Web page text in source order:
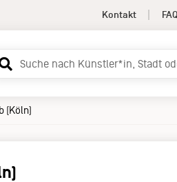
Kontakt
(Köln)